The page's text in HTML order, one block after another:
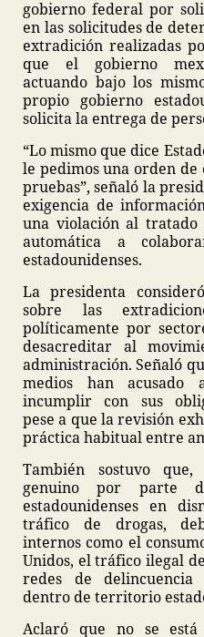
gobierno federal por
en las solicitudes de
extradición realizadas
que el gobierno
actuando bajo los
propio gobierno
solicita la entrega de
“Lo mismo que dice
le pedimos una orden
pruebas”, señaló la
exigencia de
una violación al
automática a
estadounidenses.
La presidenta
sobre las
políticamente por
desacreditar al
administración. Señaló
medios han
incumplir con sus
pese a que la revisión
práctica habitual entre
También sostuvo
genuino por parte
estadounidenses en
tráfico de drogas,
internos como el
Unidos, el tráfico ilegal
redes de delincuencia
dentro de territorio
Aclaró que no se